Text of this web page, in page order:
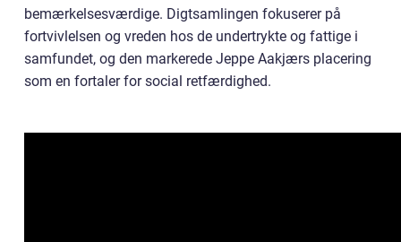
bemærkelsesværdige. Digtsamlingen fokuserer på
fortvivlelsen og vreden hos de undertrykte og fattige i
samfundet, og den markerede Jeppe Aakjærs placering
som en fortaler for social retfærdighed.